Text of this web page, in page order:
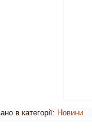
в категорії: Новини